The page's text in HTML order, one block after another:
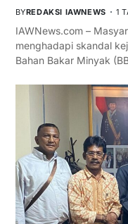
BYREDAKSI IAWNEWS 1
IAWNews.com –
menghadapi skandal
Bahan Bakar Minyak